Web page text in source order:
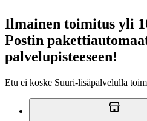
Ilmainen toimitus yli
Postin
palvelupisteeseen!
Etu ei koske Suuri‑lisäpalvelulla